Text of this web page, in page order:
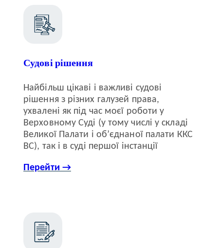
Судові рішення
Найбільш цікаві і важливі судові
рішення з різних галузей права,
ухвалені як під час моєї роботи у
Верховному Суді (у тому числі у складі
Великої Палати і об’єднаної палати ККС
ВС), так і в суді першої інстанції
Перейти →